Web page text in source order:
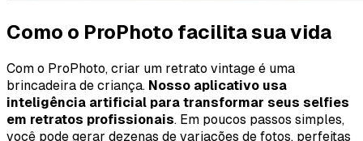
Como o ProPhoto facilita sua vida
Com o ProPhoto, criar um retrato vintage é uma
brincadeira de criança. Nosso aplicativo usa
inteligência artificial para transformar seus selfies
em retratos profissionais. Em poucos passos simples,
você pode gerar dezenas de variações de fotos, perfeitas